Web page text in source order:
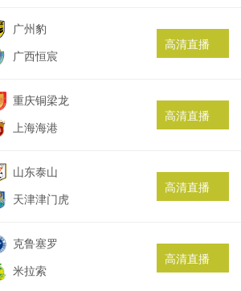
广州豹
广西恒宸
高清直播
重庆铜梁龙
上海海港
高清直播
山东泰山
天津津门虎
高清直播
克鲁塞罗
米拉索
高清直播